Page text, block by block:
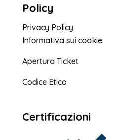
Policy
Privacy Policy
Informativa sui cookie
Apertura Ticket
Codice Etico
Certificazioni